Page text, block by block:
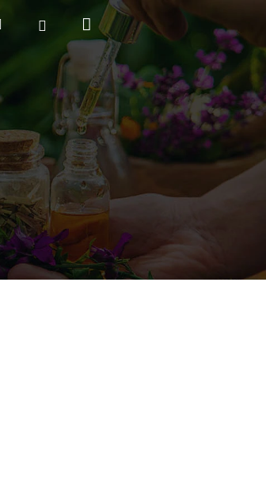
HľadaťPrihlásenieNákupný
košík